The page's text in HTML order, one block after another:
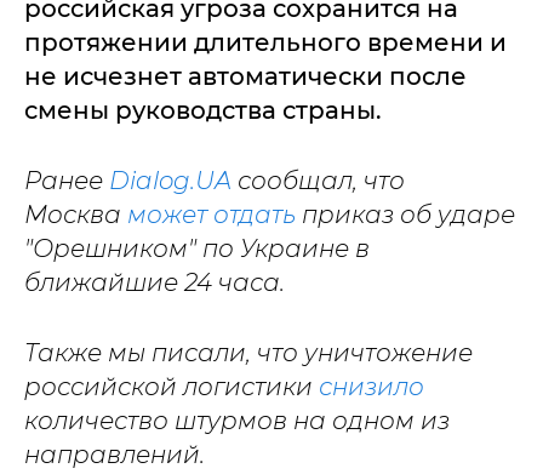
российская угроза сохранится на
протяжении длительного времени и
не исчезнет автоматически после
смены руководства страны.
Ранее Dialog.UA сообщал, что
Москва может отдать приказ об ударе
"Орешником" по Украине в
ближайшие 24 часа.
Также мы писали, что уничтожение
российской логистики снизило
количество штурмов на одном из
направлений.